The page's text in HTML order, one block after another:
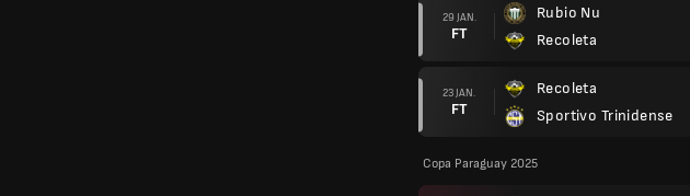
29 JAN.
FT
Rubio Nu
Recoleta
23 JAN.
FT
Recoleta
Sportivo Trinidense
Copa Paraguay 2025